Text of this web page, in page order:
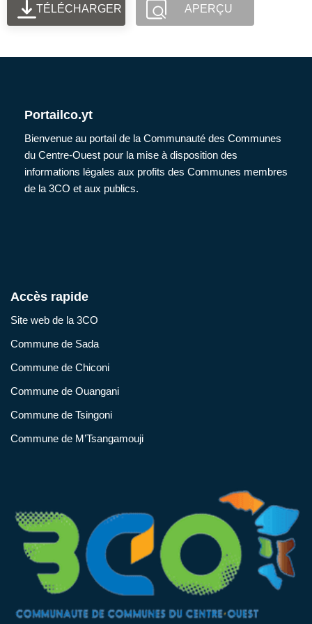
TÉLÉCHARGER APERÇU
Portailco.yt
Bienvenue au portail de la Communauté des Communes
du Centre-Ouest pour la mise à disposition des
informations légales aux profits des Communes membres
de la 3CO et aux publics.
Accès rapide
Site web de la 3CO
Commune de Sada
Commune de Chiconi
Commune de Ouangani
Commune de Tsingoni
Commune de M’Tsangamouji